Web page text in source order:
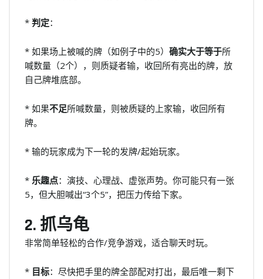
* 判定：
* 如果场上被喊的牌（如例子中的5） 确实大于等于所
喊数量（2个），则质疑者输，收回所有亮出的牌，放
自己牌堆底部。
* 如果不足所喊数量，则被质疑的上家输，收回所有
牌。
* 输的玩家成为下一轮的发牌/起始玩家。
* 乐趣点：演技、心理战、虚张声势。你可能只有一张
5，但大胆喊出“3个5”，把压力传给下家。
2. 抓乌龟
非常简单轻松的合作/竞争游戏，适合聊天时玩。
* 目标：尽快把手里的牌全部配对打出，最后唯一剩下